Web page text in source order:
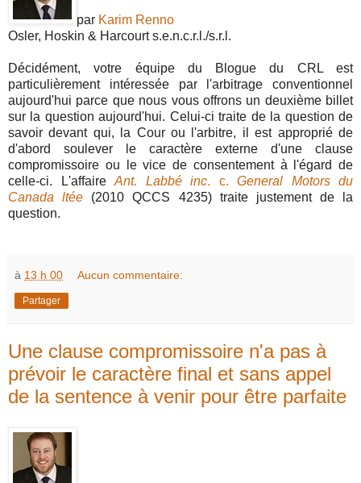
par Karim Renno
Osler, Hoskin & Harcourt s.e.n.c.r.l./s.r.l.
Décidément, votre équipe du Blogue du CRL est
particulièrement intéressée par l'arbitrage conventionnel
aujourd'hui parce que nous vous offrons un deuxième billet
sur la question aujourd'hui. Celui-ci traite de la question de
savoir devant qui, la Cour ou l'arbitre, il est approprié de
d'abord soulever le caractère externe d'une clause
compromissoire ou le vice de consentement à l'égard de
celle-ci. L'affaire Ant. Labbé inc. c. General Motors du
Canada ltée (2010 QCCS 4235) traite justement de la
question.
à 13 h 00 Aucun commentaire:
Partager
Une clause compromissoire n'a pas à
prévoir le caractère final et sans appel
de la sentence à venir pour être parfaite